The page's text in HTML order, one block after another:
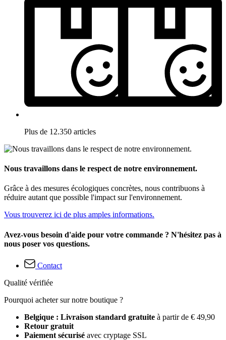
Plus de 12.350 articles
Nous travaillons dans le respect de notre environnement.
Grâce à des mesures écologiques concrètes, nous contribuons à
réduire autant que possible l'impact sur l'environnement.
Vous trouverez ici de plus amples informations.
Avez-vous besoin d'aide pour votre commande ? N'hésitez pas à
nous poser vos questions.
Contact
Qualité vérifiée
Pourquoi acheter sur notre boutique ?
Belgique : Livraison standard gratuite à partir de € 49,90
Retour gratuit
Paiement sécurisé avec cryptage SSL